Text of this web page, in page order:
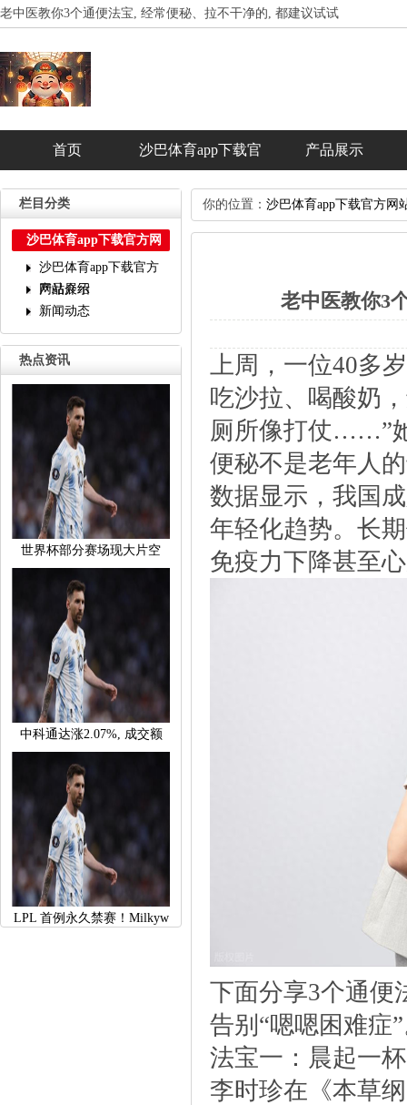
老中医教你3个通便法宝,经常便秘、拉不干净的,都建议试试
首页 沙巴体育app下载官
方网站介绍
产品展示
栏目分类
沙巴体育app下载官方网
沙巴体育app下载官方
网站介绍
产品展示
新闻动态
热点资讯
世界杯部分赛场现大片空
中科通达涨2.07%,成交额
LPL首例永久禁赛！Milkyw
你的位置： 沙巴体育app下载官方网
老中医教你3
上周，一位40多
吃沙拉、喝酸奶
厕所像打仗……”
便秘不是老年人
数据显示，我国
年轻化趋势。长
免疫力下降甚至
下面分享3个通便
告别“嗯嗯困难症
法宝一：晨起一
李时珍在《本草